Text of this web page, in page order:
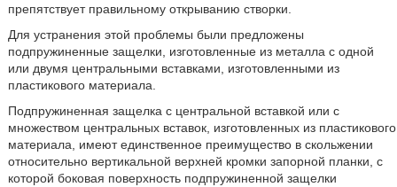
препятствует правильному открыванию створки.
Для устранения этой проблемы были предложены
подпружиненные защелки, изготовленные из металла с одной
или двумя центральными вставками, изготовленными из
пластикового материала.
Подпружиненная защелка с центральной вставкой или с
множеством центральных вставок, изготовленных из пластикового
материала, имеют единственное преимущество в скольжении
относительно вертикальной верхней кромки запорной планки, с
которой боковая поверхность подпружиненной защелки